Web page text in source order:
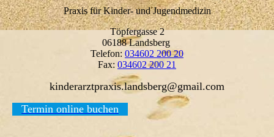
Praxis für Kinder- und Jugendmedizin
Töpfergasse 2
06188 Landsberg
Telefon: 034602 200 20
Fax: 034602 200 21
kinderarztpraxis.landsberg@gmail.com
Termin online buchen